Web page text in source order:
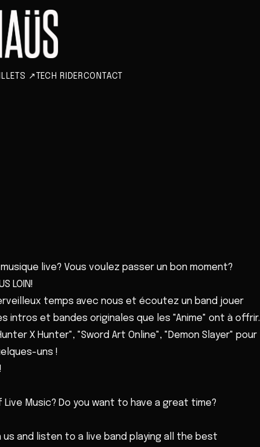
↗ TECH RIDERCONTACT
musique live? Vous voulez passer un bon moment?
LOIN!
temps avec nous et écoutez un band jouer
intros et bandes originales que les "Anime" ont à offrir.
X Hunter", "Sword Art Online", "Demon Slayer" pour
uns !
Live Music? Do you want to have a great time?
us and listen to a live band playing all the best